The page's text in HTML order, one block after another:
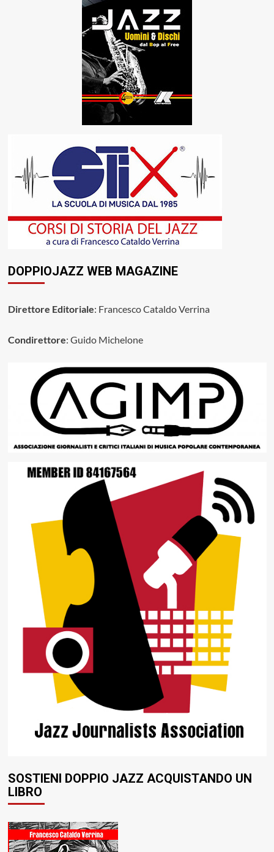
DOPPIOJAZZ WEB MAGAZINE
Direttore Editoriale: Francesco Cataldo Verrina
Condirettore: Guido Michelone
SOSTIENI DOPPIO JAZZ ACQUISTANDO UN
LIBRO